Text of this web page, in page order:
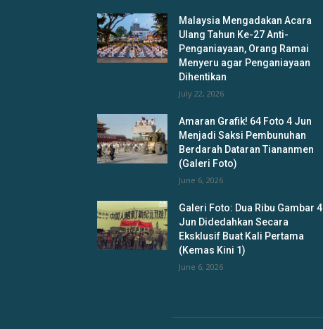
Malaysia Mengadakan Acara
Ulang Tahun Ke-27 Anti-
Penganiayaan, Orang Ramai
Menyeru agar Penganiayaan
Dihentikan
July 22, 2026
Amaran Grafik! 64 Foto 4 Jun
Menjadi Saksi Pembunuhan
Berdarah Dataran Tiananmen
(Galeri Foto)
June 6, 2026
Galeri Foto: Dua Ribu Gambar 4
Jun Didedahkan Secara
Eksklusif Buat Kali Pertama
(Kemas Kini 1)
June 6, 2026